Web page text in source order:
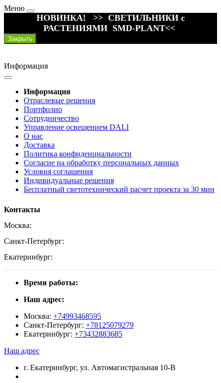
Меню
НОВИНКА! >> СВЕТИЛЬНИКИ с
РАСТЕНИЯМИ SMD-PLANT<<
Закрыть
Информация
Информация
Отраслевые решения
Портфолио
Сотрудничество
Управление освещением DALI
О нас
Доставка
Политика конфиденциальности
Согласие на обработку персональных данных
Условия соглашения
Индивидуальные решения
Бесплатный светотехнический расчет проекта за 30 мин
Контакты
Москва:
Санкт-Петербург:
Екатеринбург:
Время работы:
Наш адрес:
Москва: +74993468595
Санкт-Петербург: +78125079279
Екатеринбург: +73432883685
Наш адрес
г. Екатеринбург, ул. Автомагистральная 10-В